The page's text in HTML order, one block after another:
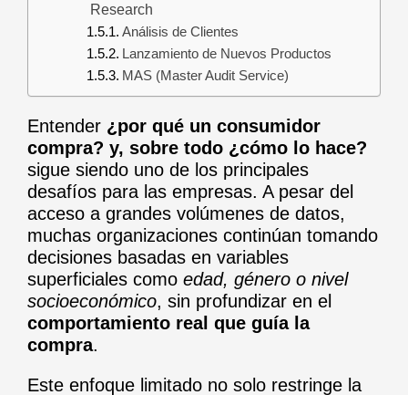
Research
Análisis de Clientes
Lanzamiento de Nuevos Productos
MAS (Master Audit Service)
Entender ¿por qué un consumidor
compra? y, sobre todo ¿cómo lo hace?
sigue siendo uno de los principales
desafíos para las empresas. A pesar del
acceso a grandes volúmenes de datos,
muchas organizaciones continúan tomando
decisiones basadas en variables
superficiales como edad, género o nivel
socioeconómico, sin profundizar en el
comportamiento real que guía la
compra.
Este enfoque limitado no solo restringe la